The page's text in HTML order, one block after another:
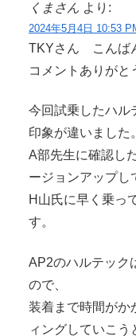
くまさん より:
2024年5月4日 10:53
TKYさん こんば
コメントありがと
今回試乗したハル
印象が違いました。
A部先生に確認し
ージョンアップし
H山氏に早く乗っ
す。
AP2のハルテック
ので、
装着まで時間がか
ィングしていこう